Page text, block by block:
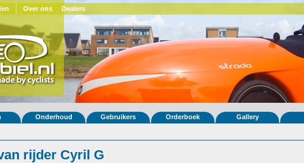
Over ons Dealers
Onderhoud Gebruikers Orderboek Gallery
rijder Cyril G